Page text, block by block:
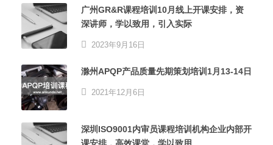
广州GR&R课程培训10月线上开课安排，资
深讲师，学以致用，引入实际
2023年9月16日
滁州APQP产品质量先期策划培训1月13-14日
2021年12月6日
深圳ISO9001内审员课程培训机构企业内部开